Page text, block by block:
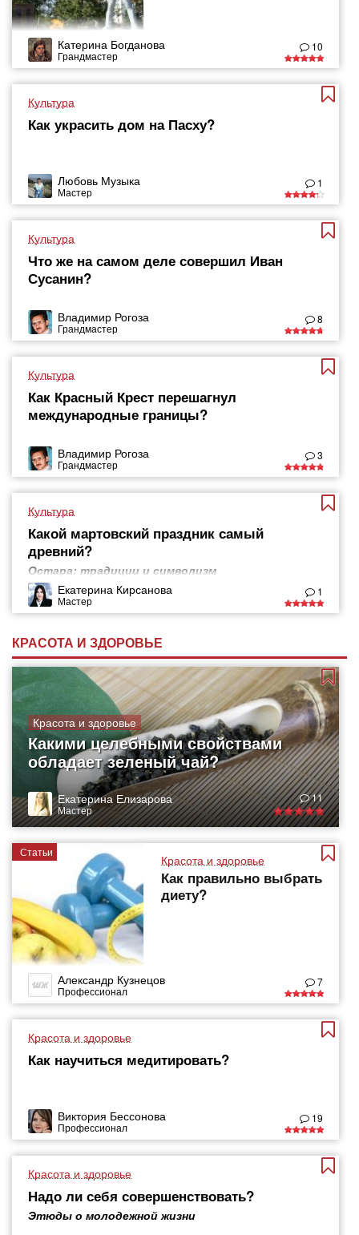
Катерина Богданова
Грандмастер
10
Культура
Как украсить дом на Пасху?
Любовь Музыка
Мастер
1
Культура
Что же на самом деле совершил Иван
Сусанин?
Владимир Рогоза
Грандмастер
8
Культура
Как Красный Крест перешагнул
международные границы?
Владимир Рогоза
Грандмастер
3
Культура
Какой мартовский праздник самый
древний?
Остара: традиции и символизм
Екатерина Кирсанова
Мастер
1
КРАСОТА И ЗДОРОВЬЕ
Красота и здоровье
Какими целебными свойствами
обладает зеленый чай?
Екатерина Елизарова
Мастер
11
Статьи
Красота и здоровье
Как правильно выбрать
диету?
Александр Кузнецов
Профессионал
7
Красота и здоровье
Как научиться медитировать?
Виктория Бессонова
Профессионал
19
Красота и здоровье
Надо ли себя совершенствовать?
Этюды о молодежной жизни